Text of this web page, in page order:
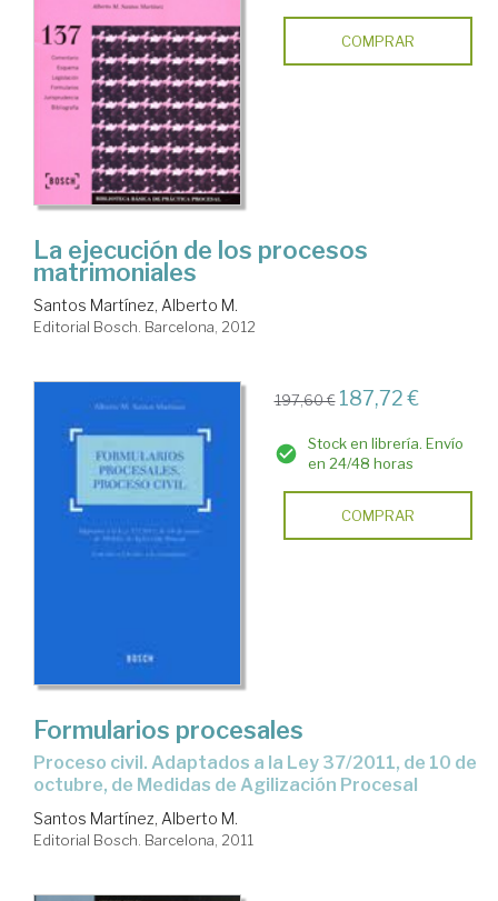
COMPRAR
La ejecución de los procesos
matrimoniales
Santos Martínez, Alberto M.
Editorial Bosch. Barcelona, 2012
197,60 € 187,72 €
Stock en librería. Envío
en 24/48 horas
COMPRAR
Formularios procesales
proceso civil. Adaptados a la Ley 37/2011, de 10 de
octubre, de Medidas de Agilización Procesal
Santos Martínez, Alberto M.
Editorial Bosch. Barcelona, 2011